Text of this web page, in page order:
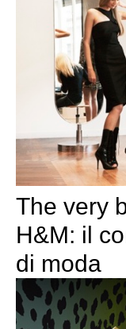
The very
H&M: il
di moda